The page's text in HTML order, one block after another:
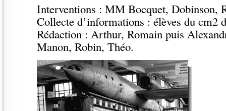
Interventions : MM Bocquet, Dobinson,
Collecte d’informations : élèves du cm2
Rédaction : Arthur, Romain puis
Manon, Robin, Théo.